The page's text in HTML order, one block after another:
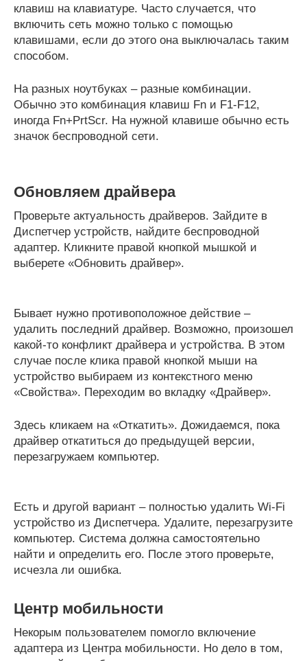
клавиш на клавиатуре. Часто случается, что
включить сеть можно только с помощью
клавишами, если до этого она выключалась таким
способом.
На разных ноутбуках – разные комбинации.
Обычно это комбинация клавиш Fn и F1-F12,
иногда Fn+PrtScr. На нужной клавише обычно есть
значок беспроводной сети.
Обновляем драйвера
Проверьте актуальность драйверов. Зайдите в
Диспетчер устройств, найдите беспроводной
адаптер. Кликните правой кнопкой мышкой и
выберете «Обновить драйвер».
Бывает нужно противоположное действие –
удалить последний драйвер. Возможно, произошел
какой-то конфликт драйвера и устройства. В этом
случае после клика правой кнопкой мыши на
устройство выбираем из контекстного меню
«Свойства». Переходим во вкладку «Драйвер».
Здесь кликаем на «Откатить». Дожидаемся, пока
драйвер откатиться до предыдущей версии,
перезагружаем компьютер.
Есть и другой вариант – полностью удалить Wi-Fi
устройство из Диспетчера. Удалите, перезагрузите
компьютер. Система должна самостоятельно
найти и определить его. После этого проверьте,
исчезла ли ошибка.
Центр мобильности
Некорым пользователем помогло включение
адаптера из Центра мобильности. Но дело в том,